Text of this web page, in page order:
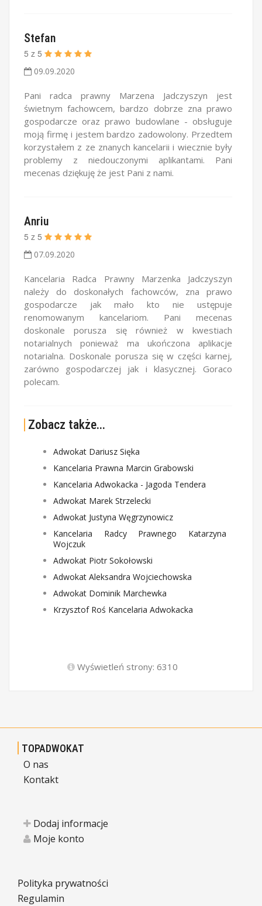
Stefan
5 z 5
09.09.2020
Pani radca prawny Marzena Jadczyszyn jest
świetnym fachowcem, bardzo dobrze zna prawo
gospodarcze oraz prawo budowlane - obsługuje
moją firmę i jestem bardzo zadowolony. Przedtem
korzystałem z ze znanych kancelarii i wiecznie były
problemy z niedouczonymi aplikantami. Pani
mecenas dziękuję że jest Pani z nami.
Anriu
5 z 5
07.09.2020
Kancelaria Radca Prawny Marzenka Jadczyszyn
należy do doskonałych fachowców, zna prawo
gospodarcze jak mało kto nie ustępuje
renomowanym kancelariom. Pani mecenas
doskonale porusza się również w kwestiach
notarialnych ponieważ ma ukończona aplikacje
notarialna. Doskonale porusza się w części karnej,
zarówno gospodarczej jak i klasycznej. Goraco
polecam.
Zobacz także...
Adwokat Dariusz Sięka
Kancelaria Prawna Marcin Grabowski
Kancelaria Adwokacka - Jagoda Tendera
Adwokat Marek Strzelecki
Adwokat Justyna Węgrzynowicz
Kancelaria Radcy Prawnego Katarzyna
Wojczuk
Adwokat Piotr Sokołowski
Adwokat Aleksandra Wojciechowska
Adwokat Dominik Marchewka
Krzysztof Roś Kancelaria Adwokacka
Wyświetleń strony: 6310
TOPADWOKAT
O nas
Kontakt
Dodaj informacje
Moje konto
Polityka prywatności
Regulamin